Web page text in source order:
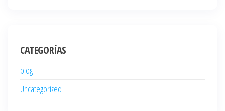
CATEGORÍAS
blog
Uncategorized